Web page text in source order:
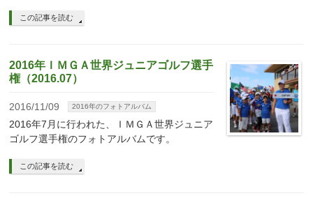
この記事を読む
2016年ＩＭＧＡ世界ジュニアゴルフ選手
権（2016.07）
2016/11/09 2016年のフォトアルバム
2016年7月に行われた、ＩＭＧＡ世界ジュニア
ゴルフ選手権のフォトアルバムです。
この記事を読む